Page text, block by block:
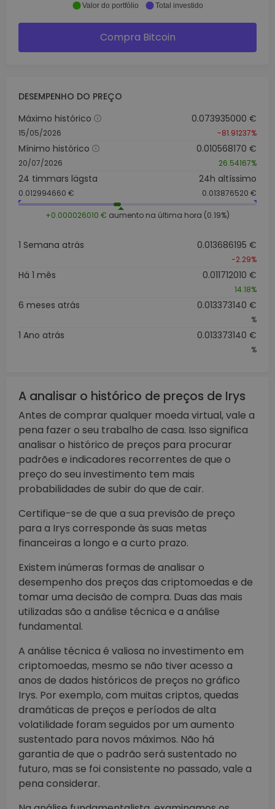
Valor do portfólio Total investido
Compra Bitcoin
DESEMPENHO DO PREÇO
Máximo histórico
15/05/2026
0.073935000 €
-81.91237%
Mínimo histórico
20/07/2026
0.010568170 €
26.54167%
24 timmars lägsta
0.012994660 €
24h altíssimo
0.013876520 €
+0.000026010 € aumento na última hora (0.19%)
1 Semana atrás 0.013686195 €
-2.29%
Há 1 mês 0.011712010 €
14.18%
6 meses atrás 0.013373140 €
%
1 Ano atrás 0.013373140 €
%
A analisar o histórico de preços de Irys
Antes de comprar qualquer moeda virtual, vale a
pena fazer o seu trabalho de casa. Isso significa
analisar o histórico de preços para procurar
padrões e indicadores recorrentes de que o
preço do seu investimento tem mais
probabilidades de subir do que de cair.
Certifique-se de que a sua previsão de preço
para a Irys corresponde às suas metas
financeiras a longo e a curto prazo.
Existem inúmeras formas de analisar o
desempenho dos preços das criptomoedas e de
tomar uma decisão de compra. Duas das mais
utilizadas são a análise técnica e a análise
fundamental.
A análise técnica é valiosa no investimento em
criptomoedas, mesmo se não tiver acesso a
anos de dados históricos de preços no gráfico
Irys. Por exemplo, com muitas criptos, quedas
dramáticas de preços e períodos de alta
volatilidade foram seguidos por um aumento
sustentado para novos máximos. Não há
garantia de que o padrão será sustentado no
futuro, mas se foi consistente no passado, vale a
pena considerar.